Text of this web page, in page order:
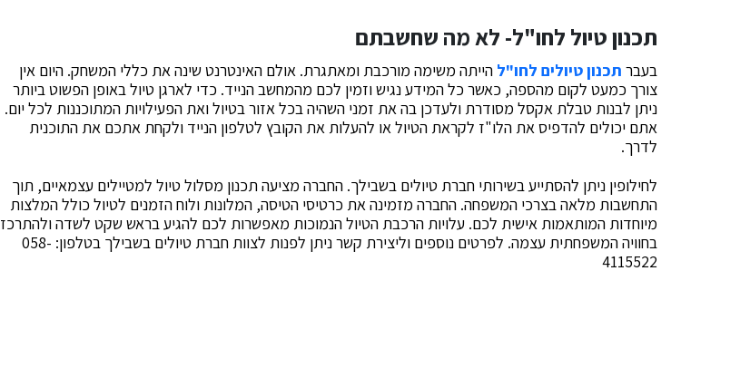
תכנון טיול לחו"ל- לא מה שחשבתם
בעבר תכנון טיולים לחו"ל הייתה משימה מורכבת ומאתגרת. אולם האינטרנט שינה את כללי המשחק. היום אין
צורך כמעט לקום מהספה, כאשר כל המידע נגיש וזמין לכם מהמחשב הנייד. כדי לארגן טיול באופן הפשוט ביותר
ניתן לבנות טבלת אקסל מסודרת ולעדכן בה את זמני השהיה בכל אזור בטיול ואת הפעילויות המתוכננות לכל יום.
אתם יכולים להדפיס את הלו"ז לקראת הטיול או להעלות את הקובץ לטלפון הנייד ולקחת אתכם את התוכנית
לדרך.
לחילופין ניתן להסתייע בשירותי חברת טיולים בשבילך. החברה מציעה תכנון מסלול טיול למטיילים עצמאיים, תוך
התחשבות מלאה בצרכי המשפחה. החברה מזמינה את כרטיסי הטיסה, המלונות ולוח הזמנים לטיול כולל המלצות
מיוחדות המותאמות אישית לכם. עלויות הרכבת הטיול הנמוכות מאפשרות לכם להגיע בראש שקט לשדה ולהתרכז
בחוויה המשפחתית עצמה. לפרטים נוספים וליצירת קשר ניתן לפנות לצוות חברת טיולים בשבילך בטלפון: 058-
4115522